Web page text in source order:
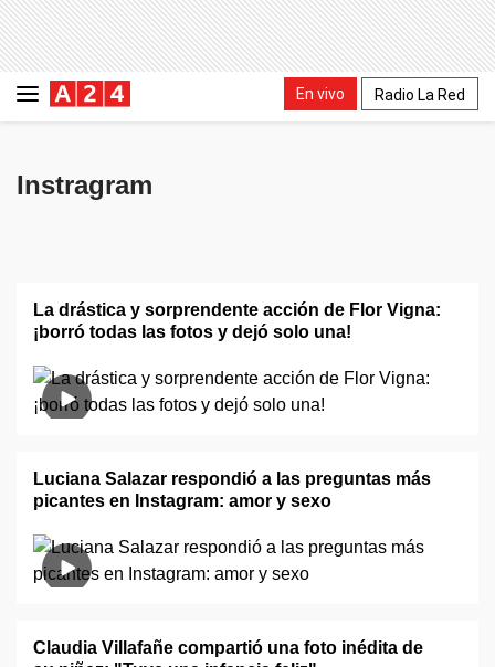
En vivo Radio La Red
Instragram
La drástica y sorprendente acción de Flor Vigna:
¡borró todas las fotos y dejó solo una!
Luciana Salazar respondió a las preguntas más
picantes en Instagram: amor y sexo
Claudia Villafañe compartió una foto inédita de